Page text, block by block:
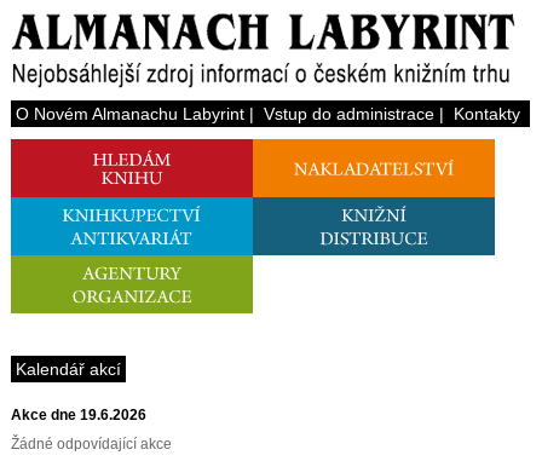
O Novém Almanachu Labyrint| Vstup do administrace| Kontakty
Kalendář akcí
Akce dne 19.6.2026
Žádné odpovídající akce